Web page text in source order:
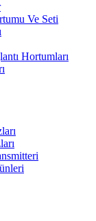
Ve Seti
Hortumları